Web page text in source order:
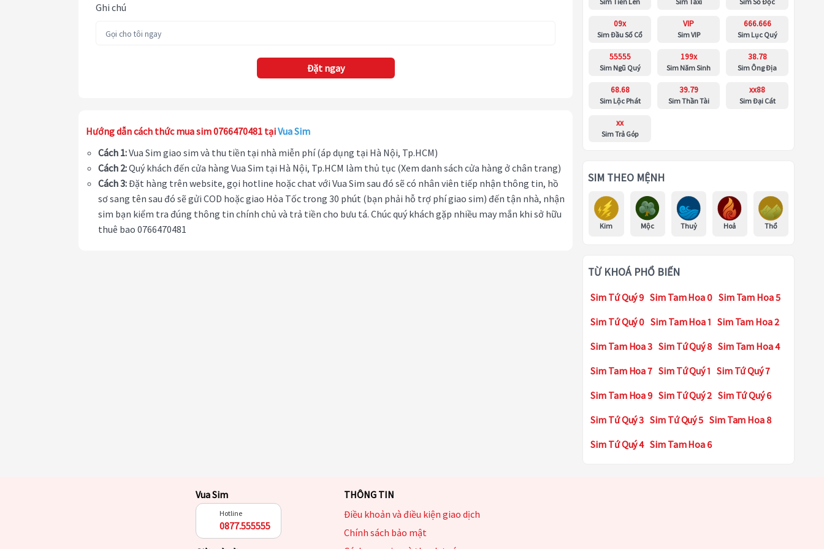
Ghi chú
Đặt ngay
Hướng dẫn cách thức mua sim 0766470481 tạiVua Sim
Cách 1:Vua Sim giao sim và thu tiền tại nhà miễn phí (áp dụng tại Hà Nội, Tp.HCM)
Cách 2:Quý khách đến cửa hàng Vua Sim tại Hà Nội, Tp.HCM làm thủ tục (Xem danh sách cửa hàng ở chân trang)
Cách 3:Đặt hàng trên website, gọi hotline hoặc chat với Vua Sim sau đó sẽ có nhân viên tiếp nhận thông tin, hồ
sơ sang tên sau đó sẽ gửi COD hoặc giao Hỏa Tốc trong 30 phút (bạn phải hỗ trợ phí giao sim) đến tận nhà, nhận
sim bạn kiểm tra đúng thông tin chính chủ và trả tiền cho bưu tá. Chúc quý khách gặp nhiều may mắn khi sở hữu
thuê bao 0766470481
09x
Sim Đầu Số Cổ
VIP
Sim VIP
666.666
Sim Lục Quý
55555
Sim Ngũ Quý
199x
Sim Năm Sinh
38.78
Sim Ông Địa
68.68
Sim Lộc Phát
39.79
Sim Thần Tài
xx88
Sim Đại Cát
xx
Sim Trả Góp
SIM THEO MỆNH
Kim Mộc Thuỷ Hoả Thổ
TỪ KHOÁ PHỔ BIẾN
Sim Tứ Quý 9 Sim Tam Hoa 0 Sim Tam Hoa 5
Sim Tứ Quý 0 Sim Tam Hoa 1 Sim Tam Hoa 2
Sim Tam Hoa 3 Sim Tứ Quý 8 Sim Tam Hoa 4
Sim Tam Hoa 7 Sim Tứ Quý 1 Sim Tứ Quý 7
Sim Tam Hoa 9 Sim Tứ Quý 2 Sim Tứ Quý 6
Sim Tứ Quý 3 Sim Tứ Quý 5 Sim Tam Hoa 8
Sim Tứ Quý 4 Sim Tam Hoa 6
Vua Sim
Hotline
0877.555555
THÔNG TIN
Điều khoản và điều kiện giao dịch
Chính sách bảo mật